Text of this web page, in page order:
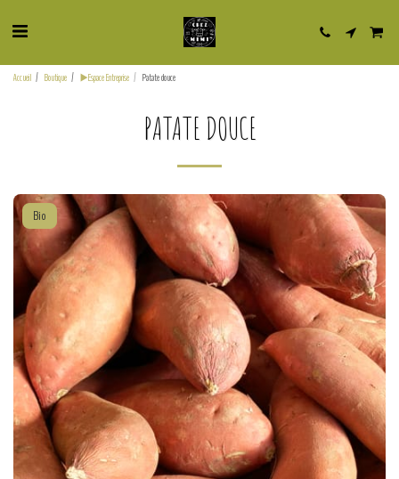
Accueil Boutique ▶️Espace Entreprise Patate douce
PATATE DOUCE
Bio